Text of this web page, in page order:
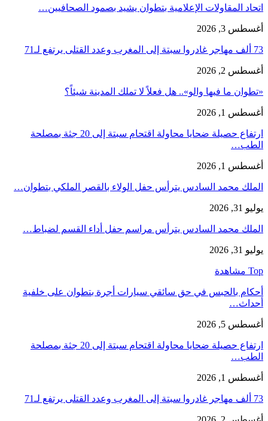
اتحاد المقاولات الإعلامية بتطوان يشيد بصمود الصحافيين…
أغسطس 3, 2026
73 ألف مهاجر غادروا سبتة إلى المغرب وعدد القتلى يرتفع لـ71
أغسطس 2, 2026
«تطوان ما فيها والو».. هل فعلاً لا تملك المدينة شيئاً؟
أغسطس 1, 2026
ارتفاع حصيلة ضحايا محاولة اقتحام سبتة إلى 20 جثة بمصلحة
الطب…
أغسطس 1, 2026
الملك محمد السادس يترأس حفل الولاء بالقصر الملكي بتطوان…
يوليو 31, 2026
الملك محمد السادس يترأس مراسم حفل أداء القسم لضباط…
يوليو 31, 2026
Top مشاهدة
أحكام بالحبس في حق سائقي سيارات أجرة بتطوان على خلفية
أحداث…
أغسطس 5, 2026
ارتفاع حصيلة ضحايا محاولة اقتحام سبتة إلى 20 جثة بمصلحة
الطب…
أغسطس 1, 2026
73 ألف مهاجر غادروا سبتة إلى المغرب وعدد القتلى يرتفع لـ71